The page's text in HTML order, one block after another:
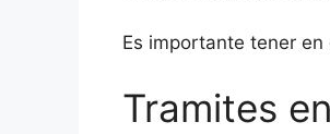
Es importante tener
Tramites